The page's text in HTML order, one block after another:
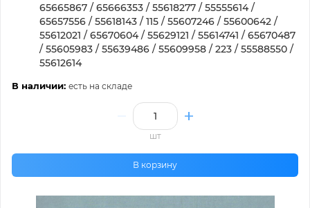
65665867 / 65666353 / 55618277 / 55555614 /
65657556 / 55618143 / 115 / 55607246 / 55600642 /
55612021 / 65670604 / 55629121 / 55614741 / 65670487
/ 55605983 / 55639486 / 55609958 / 223 / 55588550 /
55612614
В наличии: есть на складе
шт
В корзину